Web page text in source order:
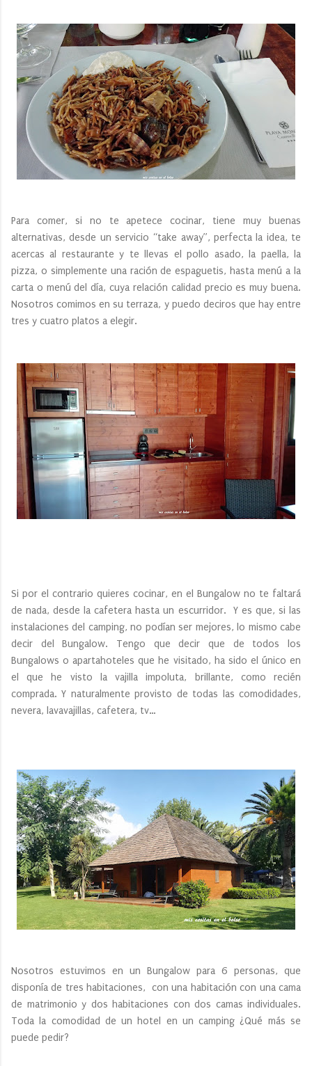
Para comer, si no te apetece cocinar, tiene muy buenas
alternativas, desde un servicio “take away”, perfecta la idea, te
acercas al restaurante y te llevas el pollo asado, la paella, la
pizza, o simplemente una ración de espaguetis, hasta menú a la
carta o menú del día, cuya relación calidad precio es muy buena.
Nosotros comimos en su terraza, y puedo deciros que hay entre
tres y cuatro platos a elegir.
Si por el contrario quieres cocinar, en el Bungalow no te faltará
de nada, desde la cafetera hasta un escurridor. Y es que, si las
instalaciones del camping, no podían ser mejores, lo mismo cabe
decir del Bungalow. Tengo que decir que de todos los
Bungalows o apartahoteles que he visitado, ha sido el único en
el que he visto la vajilla impoluta, brillante, como recién
comprada. Y naturalmente provisto de todas las comodidades,
nevera, lavavajillas, cafetera, tv…
Nosotros estuvimos en un Bungalow para 6 personas, que
disponía de tres habitaciones, con una habitación con una cama
de matrimonio y dos habitaciones con dos camas individuales.
Toda la comodidad de un hotel en un camping ¿Qué más se
puede pedir?